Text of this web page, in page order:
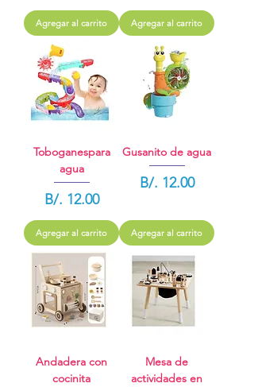
Agregar al carrito Agregar al carrito
Toboganespara
agua
Precio
B/. 12.00
Agregar al carrito
Gusanito de agua
Precio
B/. 12.00
Agregar al carrito
Andadera con
cocinita
Mesa de
actividades en